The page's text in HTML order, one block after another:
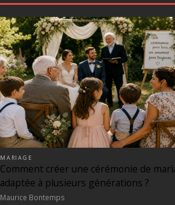
MARIAGE
Comment créer une cérémonie de
adaptée à plusieurs générations ?
Maurice Bontemps